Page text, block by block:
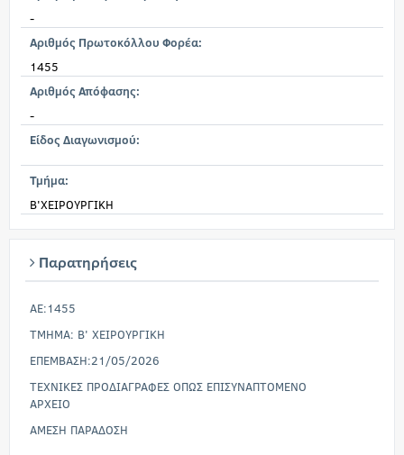
-
Αριθμός Πρωτοκόλλου Φορέα:
1455
Αριθμός Απόφασης:
-
Είδος Διαγωνισμού:
Τμήμα:
Β'ΧΕΙΡΟΥΡΓΙΚΗ
Παρατηρήσεις
AE:1455
TMHMA: Β' ΧΕΙΡΟΥΡΓΙΚΗ
ΕΠΕΜΒΑΣΗ:21/05/2026
ΤΕΧΝΙΚΕΣ ΠΡΟΔΙΑΓΡΑΦΕΣ ΟΠΩΣ ΕΠΙΣΥΝΑΠΤΟΜΕΝΟ
ΑΡΧΕΙΟ
AMEΣΗ ΠΑΡΑΔΟΣΗ